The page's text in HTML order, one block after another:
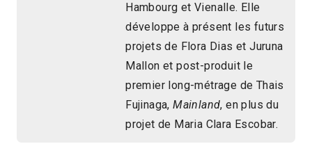
Hambourg et Vienalle. Elle
développe à présent les futurs
projets de Flora Dias et Juruna
Mallon et post-produit le
premier long-métrage de Thais
Fujinaga,Mainland, en plus du
projet de Maria Clara Escobar.